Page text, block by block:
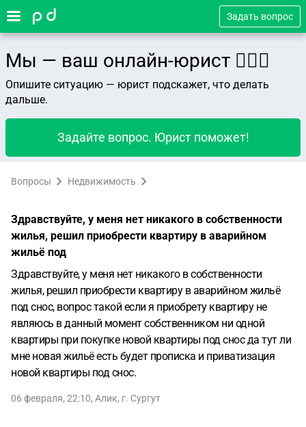
Задать вопрос
Мы — ваш онлайн-юрист 👨🏻‍⚖️
Опишите ситуацию — юрист подскажет, что делать
дальше.
Задайте вопрос. Юрист поможет!
Вопросы Недвижимость
Здравствуйте, у меня нет никакого в собственности
жилья, решил приобрести квартиру в аварийном
жильё под
Здравствуйте, у меня нет никакого в собственности
жилья, решил приобрести квартиру в аварийном жильё
под снос, вопрос такой если я приобрету квартиру не
являюсь в данный момент собственником ни одной
квартиры при покупке новой квартиры под снос да тут ли
мне новая жильё есть будет прописка и приватизация
новой квартиры под снос.
06 февраля, 22:10, Алик, г. Сургут